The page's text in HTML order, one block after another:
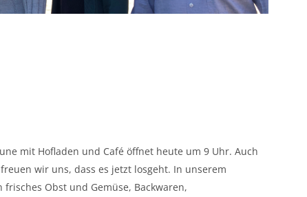
mit Hofladen und Café öffnet heute um 9 Uhr. Auch
wir uns, dass es jetzt losgeht. In unserem
Obst und Gemüse, Backwaren,